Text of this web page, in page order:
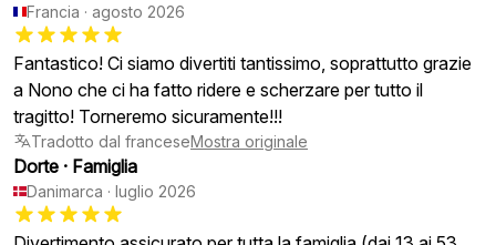
Francia · agosto 2026
Fantastico! Ci siamo divertiti tantissimo, soprattutto grazie
a Nono che ci ha fatto ridere e scherzare per tutto il
tragitto! Torneremo sicuramente!!!
Tradotto dal franceseMostra originale
Dorte · Famiglia
Danimarca · luglio 2026